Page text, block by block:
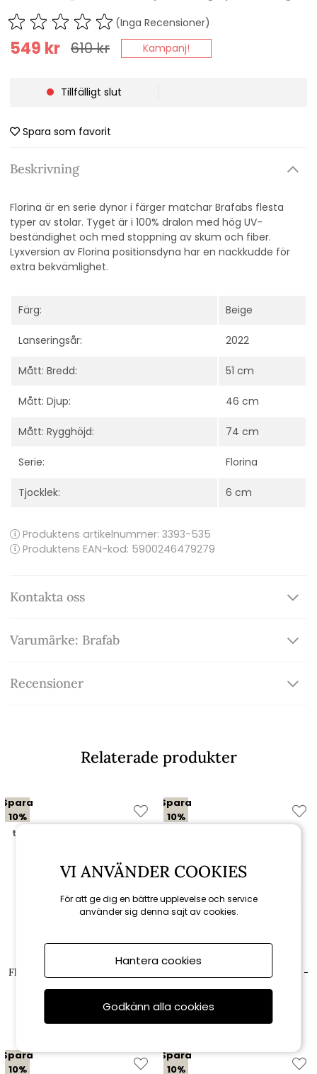
(Inga Recensioner)
610kr
549 kr Kampanj!
Tillfälligt slut
Spara som favorit
Beskrivning
Florina är en serie dynor i färger matchar Brafabs flesta
typer av stolar. Tyget är i 100% dralon med hög UV-
beständighet och med stoppning av skum och fiber.
Lyxversion av Florina positionsdyna har en nackkudde för
extra bekvämlighet.
Färg: Beige
Lanseringsår: 2022
Mått: Bredd: 51 cm
Mått: Djup: 46 cm
Mått: Rygghöjd: 74 cm
Serie: Florina
Tjocklek: 6 cm
Produktens artikelnummer: 3393-535
Produktens EAN-kod: 5900246479279
Kontakta oss
Varumärke: Brafab
Recensioner
Relaterade produkter
Spara
10%
till 16/8
Florina positionsdyna hög lyx -
610 kr
Spara
10%
Florina positionsdyna hög lyx -
549 kr
Spara
10%
Spara
10%
VI ANVÄNDER COOKIES
För att ge dig en bättre upplevelse och service
använder sig denna sajt av cookies.
Hantera cookies
Godkänn alla cookies